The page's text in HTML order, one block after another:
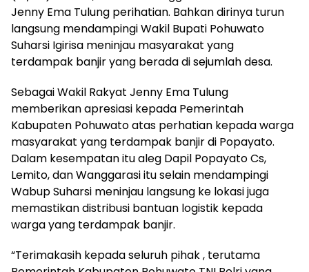
Jenny Ema Tulung perihatian. Bahkan dirinya turun
langsung mendampingi Wakil Bupati Pohuwato
Suharsi Igirisa meninjau masyarakat yang
terdampak banjir yang berada di sejumlah desa.
Sebagai Wakil Rakyat Jenny Ema Tulung
memberikan apresiasi kepada Pemerintah
Kabupaten Pohuwato atas perhatian kepada warga
masyarakat yang terdampak banjir di Popayato.
Dalam kesempatan itu aleg Dapil Popayato Cs,
Lemito, dan Wanggarasi itu selain mendampingi
Wabup Suharsi meninjau langsung ke lokasi juga
memastikan distribusi bantuan logistik kepada
warga yang terdampak banjir.
“Terimakasih kepada seluruh pihak , terutama